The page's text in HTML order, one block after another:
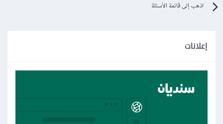
اذهب إلى قائمة الأسئلة
إعلانات